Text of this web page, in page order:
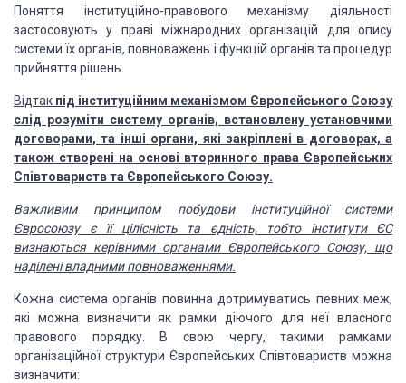
Поняття інституційно-правового механізму діяльності
застосовують у праві міжнародних організацій для опису
системи їх органів, повноважень і функцій органів та процедур
прийняття рішень.
Відтак під інституційним механізмом Європейського Союзу
слід розуміти систему органів, встановлену установчими
договорами, та інші органи, які закріплені в договорах, а
також створені на основі вторинного права Європейських
Співтовариств та Європейського Союзу.
Важливим принципом побудови інституційної системи
Євросоюзу є її цілісність та єдність, тобто інститути ЄС
визнаються керівнимиорганами Європейського Союзу, що
наділені владними повноваженнями.
Кожна система органів повинна дотримуватись певних меж,
які можна визначити як рамки діючого для неї власного
правового порядку. В свою чергу, такими рамками
організаційної структури Європейських Співтовариств можна
визначити: